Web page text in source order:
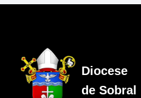
Diocese
de Sobral